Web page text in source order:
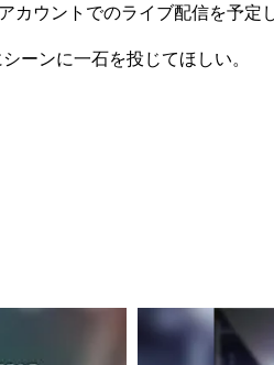
カウントでのライブ配信を予定
ーンに一石を投じてほしい。